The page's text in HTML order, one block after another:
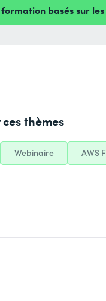
basés sur
thèmes
Webinaire AWS